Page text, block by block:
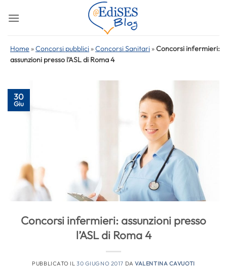
Home »Concorsi pubblici »Concorsi Sanitari »Concorsi infermieri:
assunzioni presso l’ASL di Roma 4
30
Giu
Concorsi infermieri: assunzioni presso
l’ASL di Roma 4
PUBBLICATO IL30 GIUGNO 2017 DAVALENTINA CAVUOTI